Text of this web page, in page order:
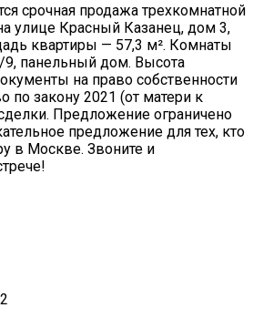
срочная продажа трехкомнатной
улице Красный Казанец, дом 3,
квартиры — 57,3 м². Комнаты
панельный дом. Высота
на право собственности
по закону 2021 (от матери к
Предложение ограничено
предложение для тех, кто
в Москве. Звоните и